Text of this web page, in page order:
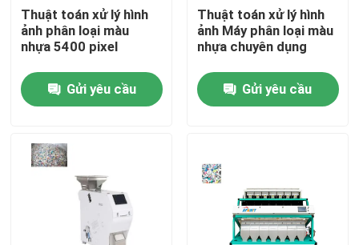
Trang Chủ
Các sản phẩm
Về chúng tôi
Thuật toán xử lý hình
ảnh phân loại màu
nhựa 5400 pixel
Gửi yêu cầu
Thuật toán xử lý hình
ảnh Máy phân loại màu
nhựa chuyên dụng
Gửi yêu cầu